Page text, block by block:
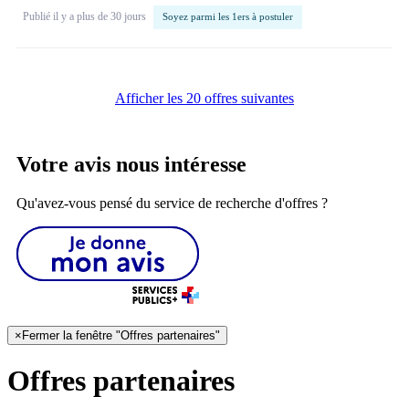
Publié il y a plus de 30 jours Soyez parmi les 1ers à postuler
Afficher les 20 offres suivantes
Votre avis nous intéresse
Qu'avez-vous pensé du service de recherche d'offres ?
×Fermer la fenêtre "Offres partenaires"
Offres partenaires